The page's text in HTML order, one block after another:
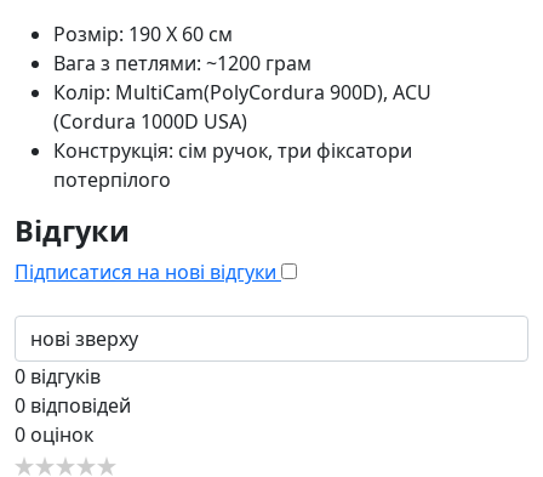
Розмір: 190 Х 60 см
Вага з петлями: ~1200 грам
Колір: MultiCam(PolyСordura 900D), ACU
(Cordura 1000D USA)
Конструкція: сім ручок, три фіксатори
потерпілого
Відгуки
Підписатися на нові відгуки
0 відгуків
0 відповідей
0 оцінок